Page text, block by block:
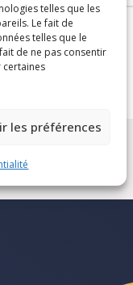
telles que les
Le fait de
telles que le
de ne pas consentir
certaines
les préférences
Se former